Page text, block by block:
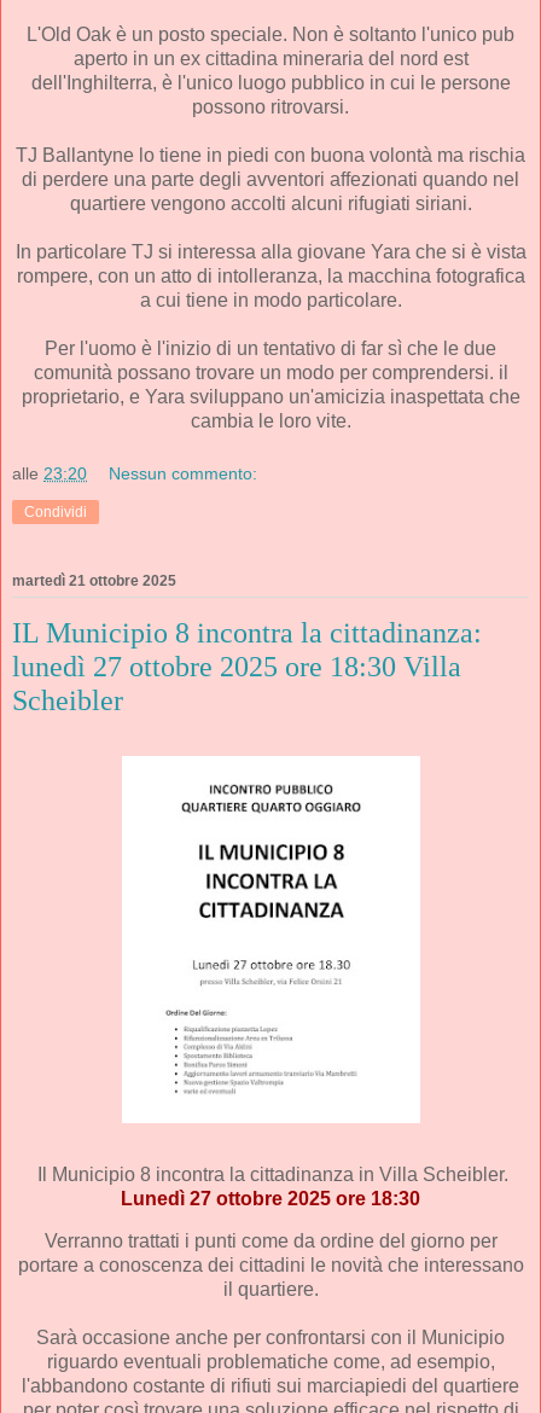
L'Old Oak è un posto speciale. Non è soltanto l'unico pub
aperto in un ex cittadina mineraria del nord est
dell'Inghilterra, è l'unico luogo pubblico in cui le persone
possono ritrovarsi.
TJ Ballantyne lo tiene in piedi con buona volontà ma rischia
di perdere una parte degli avventori affezionati quando nel
quartiere vengono accolti alcuni rifugiati siriani.
In particolare TJ si interessa alla giovane Yara che si è vista
rompere, con un atto di intolleranza, la macchina fotografica
a cui tiene in modo particolare.
Per l'uomo è l'inizio di un tentativo di far sì che le due
comunità possano trovare un modo per comprendersi. il
proprietario, e Yara sviluppano un'amicizia inaspettata che
cambia le loro vite.
alle 23:20 Nessun commento:
Condividi
martedì 21 ottobre 2025
IL Municipio 8 incontra la cittadinanza:
lunedì 27 ottobre 2025 ore 18:30 Villa
Scheibler
Municipio 8 incontra la cittadinanza in Villa Scheibler.
Lunedì 27 ottobre 2025 ore 18:30
Verranno trattati i punti come da ordine del giorno per
portare a conoscenza dei cittadini le novità che interessano
il quartiere.
Sarà occasione anche per confrontarsi con il Municipio
riguardo eventuali problematiche come, ad esempio,
l'abbandono costante di rifiuti sui marciapiedi del quartiere